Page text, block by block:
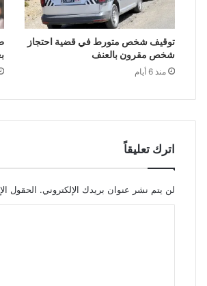
توقيف شخص متورط في قضية احتجاز
شخص مقرون بالعنف
منذ 6 أيام
اترك تعليقاً
لن يتم نشر عنوان بريدك الإلكتروني. الحقول